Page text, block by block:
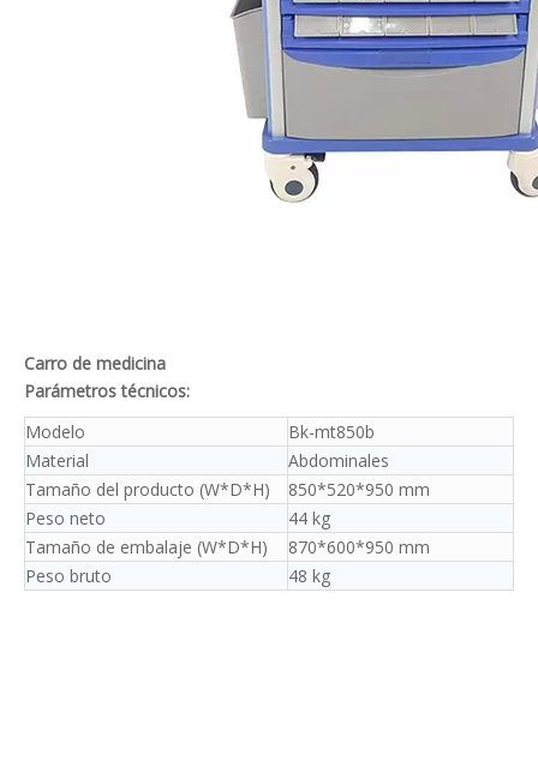
Carro de medicina
Parámetros técnicos:
Modelo
Bk-mt850b
Material
Abdominales
Tamaño del producto (W*D*H)
850*520*950 mm
Peso neto
44 kg
Tamaño de embalaje (W*D*H)
870*600*950 mm
Peso bruto
48 kg